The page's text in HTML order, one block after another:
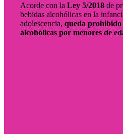
Acorde con la Ley 5/2018 de
bebidas alcohólicas en la
adolescencia, queda prohibido
alcohólicas por menores de